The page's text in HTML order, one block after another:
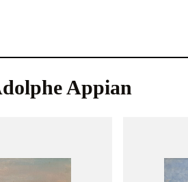
Appian